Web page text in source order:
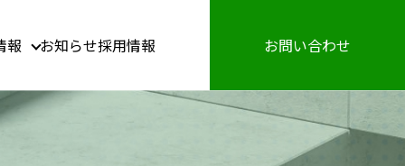
報 お知らせ採用情報 お問い合わせ